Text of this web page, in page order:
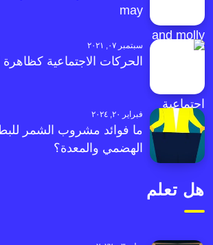
may
سبتمبر ٠٧, ٢٠٢١
الحركات الاجتماعية كظاهرة
فبراير ٢٠, ٢٠٢٤
ما فوائد مشروب الشمر
الهضمي والمعدة؟
هل تعلم